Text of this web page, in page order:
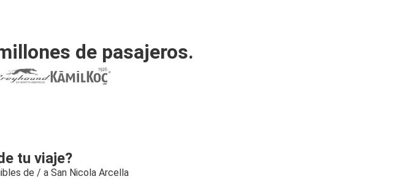
de pasajeros.
tu viaje?
de / a San Nicola Arcella